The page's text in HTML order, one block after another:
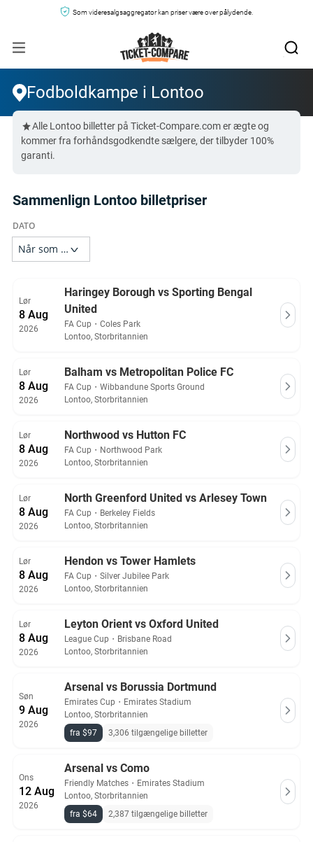
Som videresalgsaggregator kan priser være over pålydende.
Fodboldkampe i Lontoo
Alle Lontoo billetter på Ticket-Compare.com er ægte og
kommer fra forhåndsgodkendte sælgere, der tilbyder 100%
garanti.
Sammenlign Lontoo billetpriser
Lør
8 Aug
2026
Haringey Borough vs Sporting Bengal
United
FA Cup ・ Coles Park
Lontoo, Storbritannien
Lør
8 Aug
2026
Balham vs Metropolitan Police FC
FA Cup ・ Wibbandune Sports Ground
Lontoo, Storbritannien
Lør
8 Aug
2026
Northwood vs Hutton FC
FA Cup ・ Northwood Park
Lontoo, Storbritannien
Lør
8 Aug
2026
North Greenford United vs Arlesey Town
FA Cup ・ Berkeley Fields
Lontoo, Storbritannien
Lør
8 Aug
2026
Hendon vs Tower Hamlets
FA Cup ・ Silver Jubilee Park
Lontoo, Storbritannien
Lør
8 Aug
2026
Leyton Orient vs Oxford United
League Cup ・ Brisbane Road
Lontoo, Storbritannien
Søn
9 Aug
2026
Arsenal vs Borussia Dortmund
Emirates Cup ・ Emirates Stadium
Lontoo, Storbritannien
fra $97
3,306 tilgængelige billetter
Ons
12 Aug
2026
Arsenal vs Como
Friendly Matches ・ Emirates Stadium
Lontoo, Storbritannien
fra $64
2,387 tilgængelige billetter